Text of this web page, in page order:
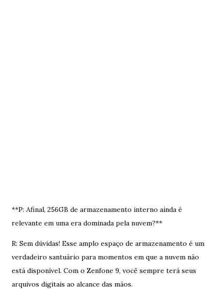
**P: Afinal, 256GB de armazenamento interno ainda é
relevante em uma era dominada pela nuvem?**
R: Sem dúvidas! Esse amplo espaço de armazenamento é um
verdadeiro santuário para momentos em que a nuvem não
está disponível. Com o Zenfone 9, você sempre terá seus
arquivos digitais ao alcance das mãos.